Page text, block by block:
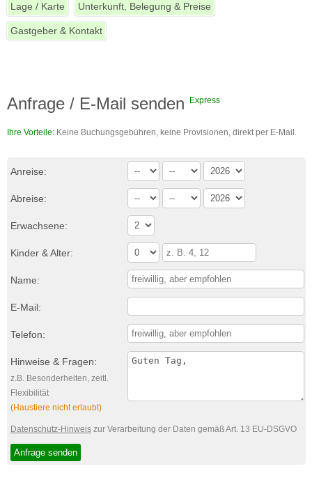
Lage / Karte Unterkunft, Belegung & Preise
Gastgeber & Kontakt
Anfrage / E-Mail senden Express
Ihre Vorteile: Keine Buchungsgebühren, keine Provisionen, direkt per E-Mail.
Anreise:
Abreise:
Erwachsene:
Kinder & Alter:
Name:
E-Mail:
Telefon:
Hinweise & Fragen:
z.B. Besonderheiten, zeitl.
Flexibilität
(Haustiere nicht erlaubt)
Datenschutz-Hinweis zur Verarbeitung der Daten gemäß Art. 13 EU-DSGVO